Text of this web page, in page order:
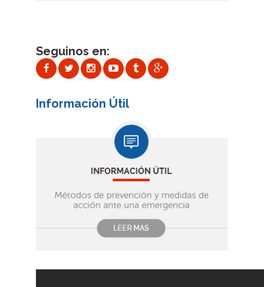
Seguinos en:
Información Útil